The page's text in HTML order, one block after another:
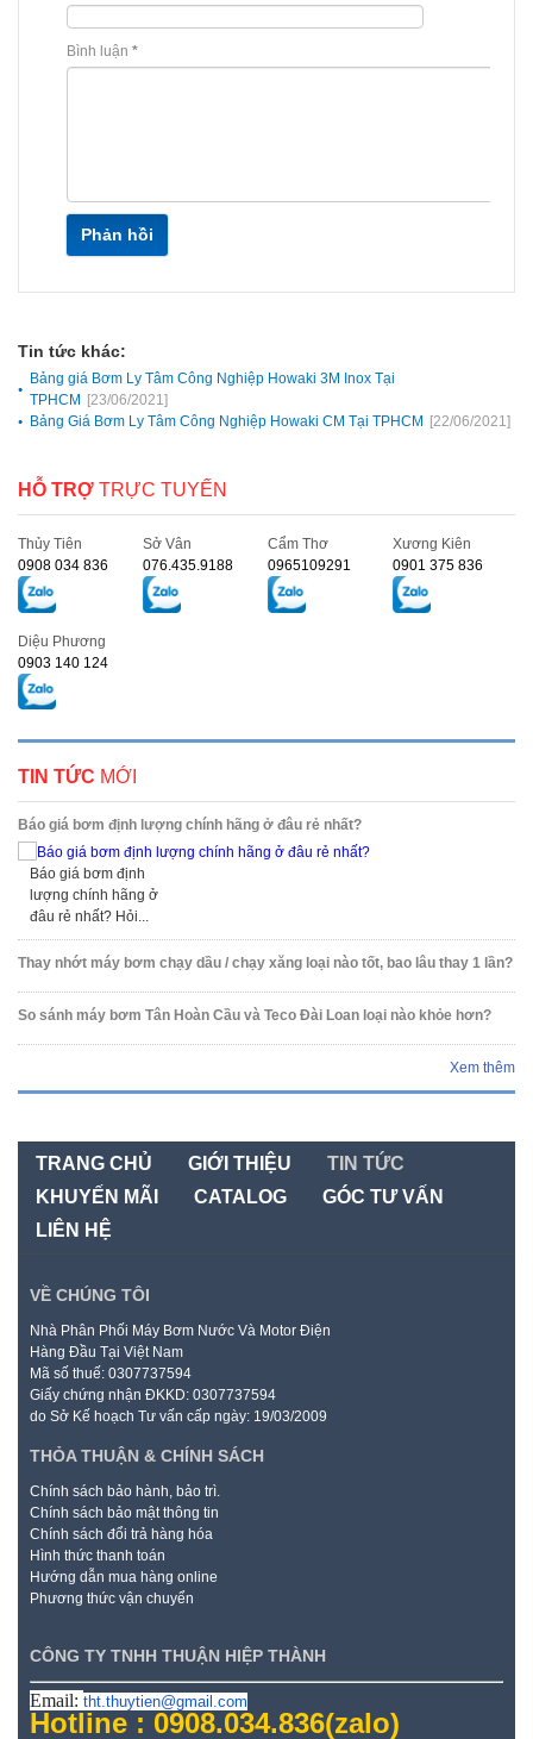
Bình luận *
Phản hồi
Tin tức khác:
Bảng giá Bơm Ly Tâm Công Nghiệp Howaki 3M Inox Tại
TPHCM
[23/06/2021]
Bảng Giá Bơm Ly Tâm Công Nghiệp Howaki CM Tại TPHCM
[22/06/2021]
HỖ TRỢ TRỰC TUYẾN
Thủy Tiên
0908 034 836
Sở Vân
076.435.9188
Cẩm Thơ
0965109291
Xương Kiên
0901 375 836
Diệu Phương
0903 140 124
TIN TỨC MỚI
Báo giá bơm định lượng chính hãng ở đâu rẻ nhất?
Báo giá bơm định
lượng chính hãng ở
đâu rẻ nhất? Hỏi...
Thay nhớt máy bơm chạy dầu / chạy xăng loại nào tốt, bao lâu thay 1 lần?
So sánh máy bơm Tân Hoàn Cầu và Teco Đài Loan loại nào khỏe hơn?
Xem thêm
TRANG CHỦ GIỚI THIỆU
TIN TỨC
KHUYẾN MÃI
CATALOG
GÓC TƯ VẤN
LIÊN HỆ
VỀ CHÚNG TÔI
Nhà Phân Phối Máy Bơm Nước Và Motor Điện
Hàng Đầu Tại Việt Nam
Mã số thuế: 0307737594
Giấy chứng nhận ĐKKD: 0307737594
do Sở Kế hoạch Tư vấn cấp ngày: 19/03/2009
THỎA THUẬN & CHÍNH SÁCH
Chính sách bảo hành, bảo trì.
Chính sách bảo mật thông tin
Chính sách đổi trả hàng hóa
Hình thức thanh toán
Hướng dẫn mua hàng online
Phương thức vận chuyển
CÔNG TY TNHH THUẬN HIỆP THÀNH
Email: tht.thuytien@gmail.com
Hotline : 0908.034.836(zalo)